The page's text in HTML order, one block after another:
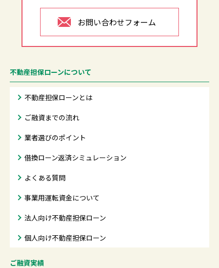
お問い合わせフォーム
不動産担保ローンについて
不動産担保ローンとは
ご融資までの流れ
業者選びのポイント
借換ローン返済シミュレーション
よくある質問
事業用運転資金について
法人向け不動産担保ローン
個人向け不動産担保ローン
ご融資実績